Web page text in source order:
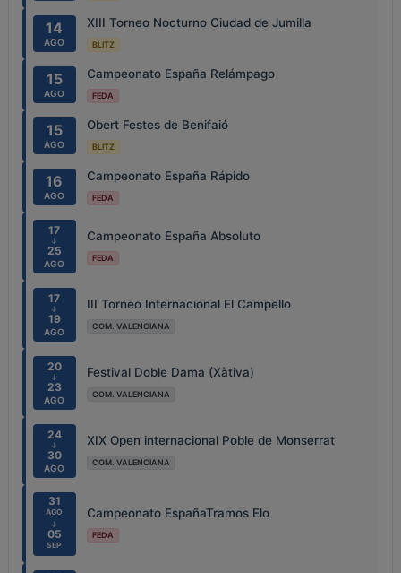
14
AGO
XIII Torneo Nocturno Ciudad de Jumilla
BLITZ
15
AGO
Campeonato España Relámpago
FEDA
15
AGO
Obert Festes de Benifaió
BLITZ
16
AGO
Campeonato España Rápido
FEDA
17
↓
25
AGO
Campeonato España Absoluto
FEDA
17
↓
19
AGO
III Torneo Internacional El Campello
COM. VALENCIANA
20
↓
23
AGO
Festival Doble Dama (Xàtiva)
COM. VALENCIANA
24
↓
30
AGO
XIX Open internacional Poble de Monserrat
COM. VALENCIANA
31
AGO
↓
05
SEP
Campeonato EspañaTramos Elo
FEDA